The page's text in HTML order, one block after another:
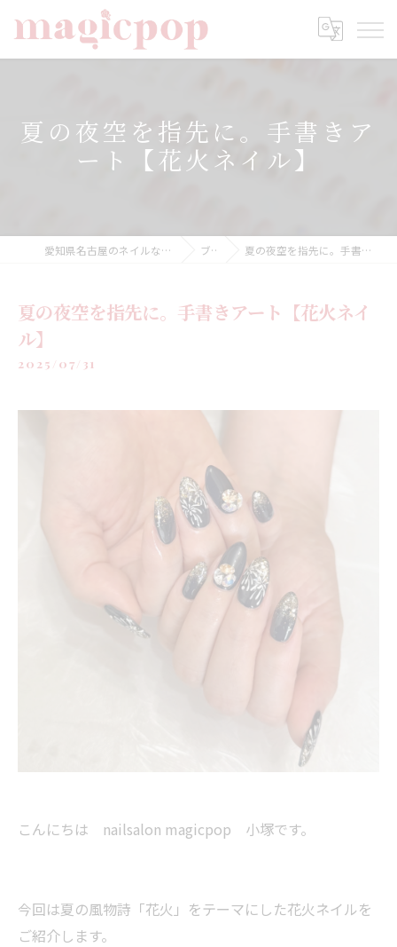
夏の夜空を指先に。手書きア
ート【花火ネイル】
愛知県名古屋のネイルならnailsalon magicpop ブログ 夏の夜空を指先に。手書きアート【花火ネイル】
夏の夜空を指先に。手書きアート【花火ネイ
ル】
2025/07/31
こんにちは nailsalon magicpop 小塚です。
今回は夏の風物詩「花火」をテーマにした花火ネイルを
ご紹介します。